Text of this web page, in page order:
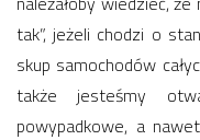
tak”, jeżeli chodzi o
skup samochodów
także jesteśmy
powypadkowe, a